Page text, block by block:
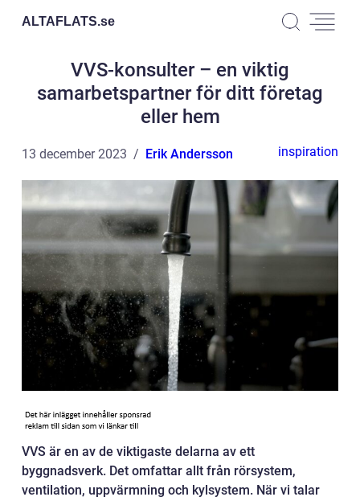
ALTAFLATS.se
VVS-konsulter – en viktig
samarbetspartner för ditt företag
eller hem
13 december 2023 Erik Andersson inspiration
VVS är en av de viktigaste delarna av ett
byggnadsverk. Det omfattar allt från rörsystem,
ventilation, uppvärmning och kylsystem. När vi talar